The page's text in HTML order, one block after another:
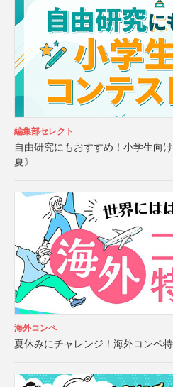
編集部セレクト
自由研究にもおすすめ！小学生向
夏》
海外コンペ
夏休みにチャレンジ！海外コンペ